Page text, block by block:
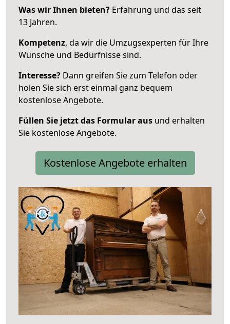
Was wir Ihnen bieten? Erfahrung und das seit
13 Jahren.
Kompetenz, da wir die Umzugsexperten für Ihre
Wünsche und Bedürfnisse sind.
Interesse? Dann greifen Sie zum Telefon oder
holen Sie sich erst einmal ganz bequem
kostenlose Angebote.
Füllen Sie jetzt das Formular aus und erhalten
Sie kostenlose Angebote.
Kostenlose Angebote erhalten